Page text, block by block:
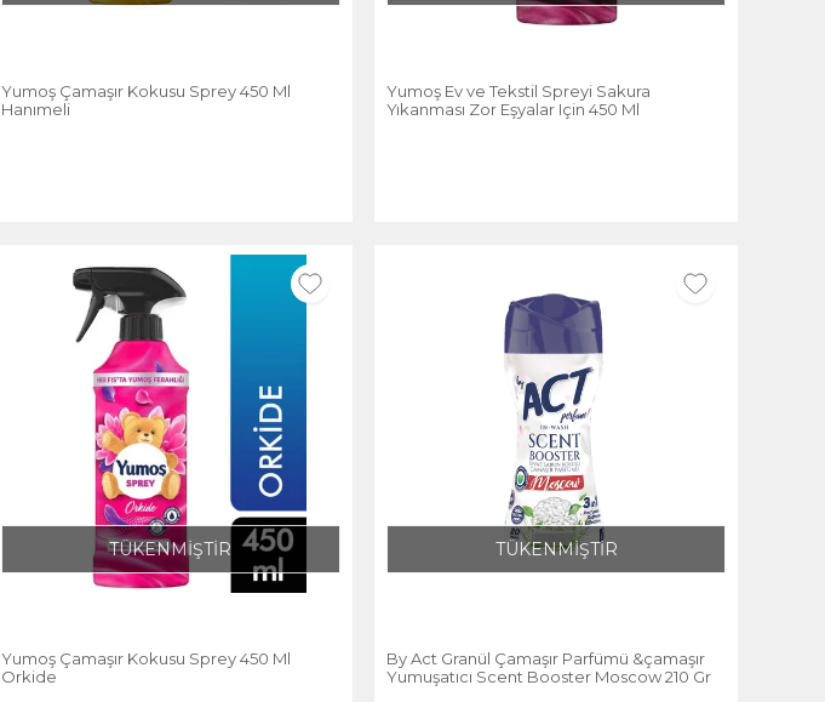
Yumoş Çamaşır Kokusu Sprey 450 Ml
Hanımeli
Yumoş Ev ve Tekstil Spreyi Sakura
Yıkanması Zor Eşyalar Için 450 Ml
TÜKENMİŞTİR
Yumoş Çamaşır Kokusu Sprey 450 Ml
Orkide
TÜKENMİŞTİR
By Act Granül Çamaşır Parfümü &çamaşır
Yumuşatıcı Scent Booster Moscow 210 Gr